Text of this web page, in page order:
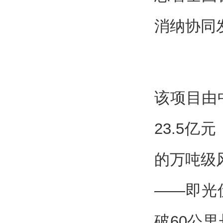
消纳协同
该项目由
23.5亿元
的万吨级
——即光